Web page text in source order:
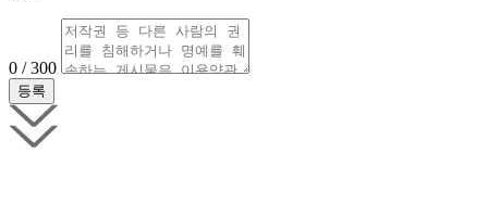
0 / 300